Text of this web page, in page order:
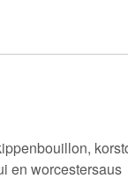
en worcestersaus